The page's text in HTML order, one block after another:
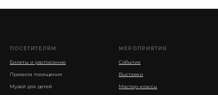
ПОСЕТИТЕЛЯМ
Билеты и расписание
Правила посещения
Музей для детей
МЕРОПРИЯТИЯ
События
Выставки
Мастер-классы